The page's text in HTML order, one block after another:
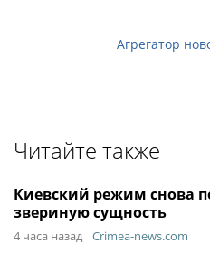
Агрегатор
Читайте также
Киевский режим снова
звериную сущность
4 часа назад Crimea-news.com